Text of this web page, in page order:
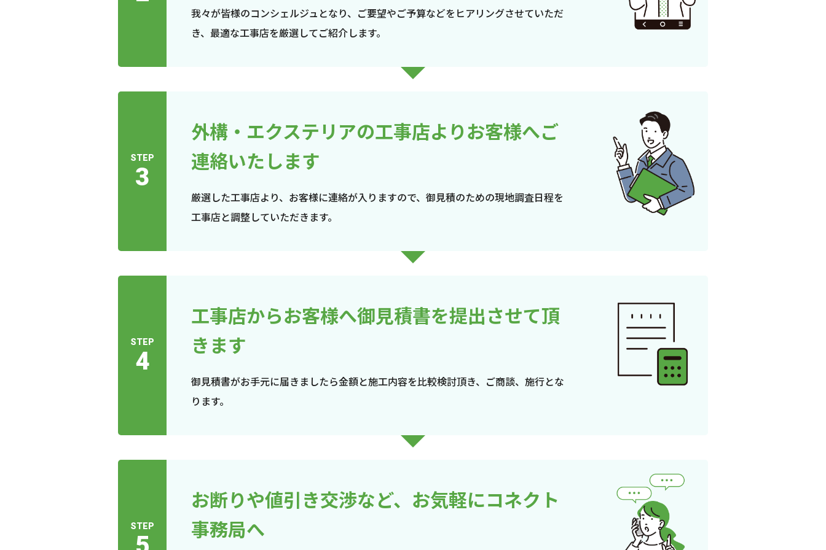
我々が皆様のコンシェルジュとなり、ご要望やご予算などをヒアリングさせていただ
き、最適な工事店を厳選してご紹介します。
STEP
3
外構・エクステリアの工事店よりお客様へご
連絡いたします
厳選した工事店より、お客様に連絡が入りますので、御見積のための現地調査日程を
工事店と調整していただきます。
STEP
4
工事店からお客様へ御見積書を提出させて頂
きます
御見積書がお手元に届きましたら金額と施工内容を比較検討頂き、ご商談、施行とな
ります。
STEP
お断りや値引き交渉など、お気軽にコネクト
事務局へ